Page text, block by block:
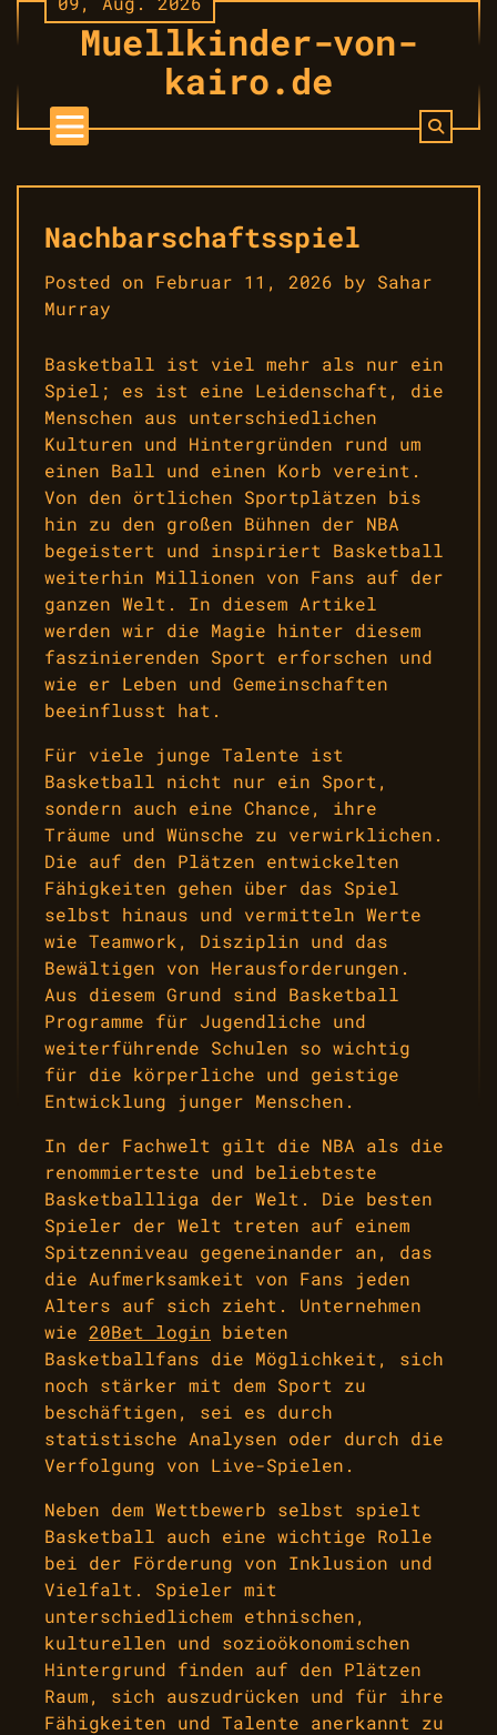
Skip
to
Muellkinder-von-
kairo.de
Nachbarschaftsspiel
Posted on Februar 11, 2026 by Sahar
Murray
Basketball ist viel mehr als nur ein
Spiel; es ist eine Leidenschaft, die
Menschen aus unterschiedlichen
Kulturen und Hintergründen rund um
einen Ball und einen Korb vereint.
Von den örtlichen Sportplätzen bis
hin zu den großen Bühnen der NBA
begeistert und inspiriert Basketball
weiterhin Millionen von Fans auf der
ganzen Welt. In diesem Artikel
werden wir die Magie hinter diesem
faszinierenden Sport erforschen und
wie er Leben und Gemeinschaften
beeinflusst hat.
Für viele junge Talente ist
Basketball nicht nur ein Sport,
sondern auch eine Chance, ihre
Träume und Wünsche zu verwirklichen.
Die auf den Plätzen entwickelten
Fähigkeiten gehen über das Spiel
selbst hinaus und vermitteln Werte
wie Teamwork, Disziplin und das
Bewältigen von Herausforderungen.
Aus diesem Grund sind Basketball
Programme für Jugendliche und
weiterführende Schulen so wichtig
für die körperliche und geistige
Entwicklung junger Menschen.
In der Fachwelt gilt die NBA als die
renommierteste und beliebteste
Basketballliga der Welt. Die besten
Spieler der Welt treten auf einem
Spitzenniveau gegeneinander an, das
die Aufmerksamkeit von Fans jeden
Alters auf sich zieht. Unternehmen
wie 20Bet login bieten
Basketballfans die Möglichkeit, sich
noch stärker mit dem Sport zu
beschäftigen, sei es durch
statistische Analysen oder durch die
Verfolgung von Live-Spielen.
Neben dem Wettbewerb selbst spielt
Basketball auch eine wichtige Rolle
bei der Förderung von Inklusion und
Vielfalt. Spieler mit
unterschiedlichem ethnischen,
kulturellen und sozioökonomischen
Hintergrund finden auf den Plätzen
Raum, sich auszudrücken und für ihre
Fähigkeiten und Talente anerkannt zu